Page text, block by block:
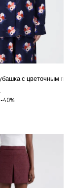
с цветочным
-40%